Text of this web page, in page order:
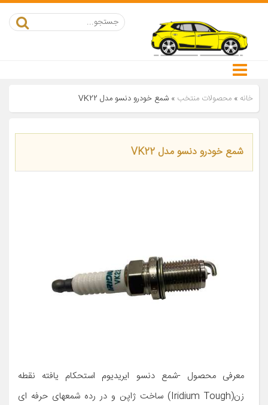
خانه » محصولات منتخب » شمع خودرو دنسو مدل VK22
شمع خودرو دنسو مدل VK22
معرفی محصول -شمع دنسو ایریدیوم استحکام یافته نقطه
زن(Iridium Tough) ساخت ژاپن و در رده شمعهای حرفه ای